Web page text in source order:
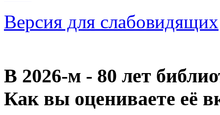
Версия для слабовидящих
В 2026‑м - 80 лет
Как вы оцениваете её